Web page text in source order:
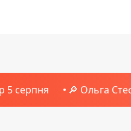
5 серпня 🔎 Ольга